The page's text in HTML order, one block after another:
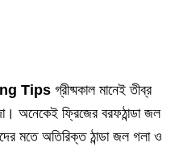
Tips গ্রীষ্মকাল মানেই তীব্র
অনেকেই ফ্রিজের বরফঠান্ডা জল
মতে অতিরিক্ত ঠান্ডা জল গলা ও